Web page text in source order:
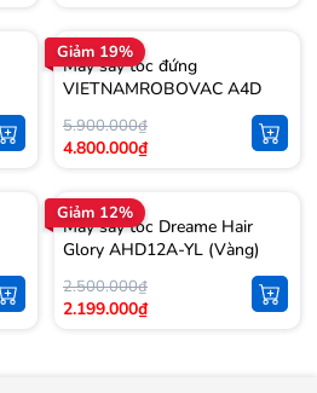
Giảm 19%
Máy sấy tóc đứng
VIETNAMROBOVAC A4D
5.900.000₫
4.800.000₫
Giảm 12%
Máy sấy tóc Dreame Hair
Glory AHD12A-YL (Vàng)
2.500.000₫
2.199.000₫